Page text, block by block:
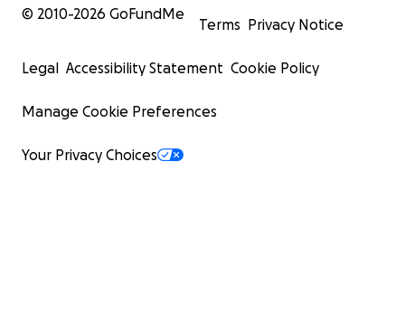
© 2010-2026 GoFundMe
Terms Privacy Notice
Legal Accessibility Statement Cookie Policy
Manage Cookie Preferences
Your Privacy Choices